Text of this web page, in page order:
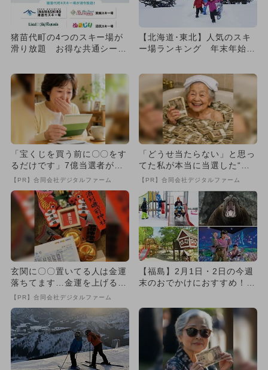
猪苗代町の4つのスキー場が
滑り放題 お得な共通シーズ
【北海道･東北】人気のスキ
ー場ランキング 年末年始の
「宝くじを買う前に〇〇をす
るだけです」7億当選者が続
出
【PR】合同会社デジタルファーム
「どうせ当たらない」と思っ
てた私が本当に当選した“買
い方”がこれ
【PR】合同会社デジタルファーム
玄関に〇〇置いてる人は金運
落ちてます…金運を上げる方
法とは
【PR】合同会社デジタルファーム
【福島】2月1日・2日の今週
末のおでかけにおすすめ！人